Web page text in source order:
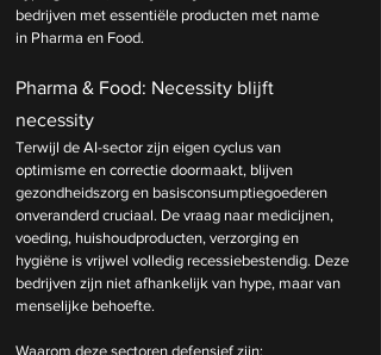
bedrijven met essentiële producten met name
in Pharma en Food.
Pharma & Food: Necessity blijft
necessity
Terwijl de AI-sector zijn eigen cyclus van
optimisme en correctie doormaakt, blijven
gezondheidszorg en basisconsumptiegoederen
onveranderd cruciaal. De vraag naar medicijnen,
voeding, huishoudproducten, verzorging en
hygiëne is vrijwel volledig recessiebestendig. Deze
bedrijven zijn niet afhankelijk van hype, maar van
menselijke behoefte.
Waarom deze sectoren defensief zijn: